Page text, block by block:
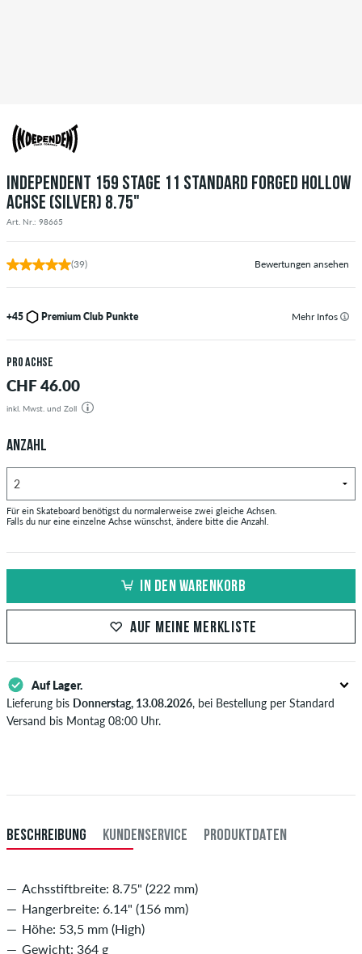
INDEPENDENT 159 STAGE 11 STANDARD FORGED HOLLOW
ACHSE (SILVER) 8.75"
Art. Nr.: 98665
(39) Bewertungen ansehen
+45 Premium Club Punkte Mehr Infos
pro Achse
CHF 46.00
inkl. Mwst. und Zoll
ANZAHL
Für ein Skateboard benötigst du normalerweise zwei gleiche Achsen.
Falls du nur eine einzelne Achse wünschst, ändere bitte die Anzahl.
IN DEN WARENKORB
AUF MEINE MERKLISTE
Auf Lager.
Lieferung bis Donnerstag, 13.08.2026, bei Bestellung per Standard
Versand bis Montag 08:00 Uhr.
Zahlung.
BESCHREIBUNG KUNDENSERVICE PRODUKTDATEN
Achsstiftbreite: 8.75" (222 mm)
Hangerbreite: 6.14" (156 mm)
Höhe: 53,5 mm (High)
Gewicht: 364 g